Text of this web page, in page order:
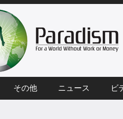
その他 ニュース ビ